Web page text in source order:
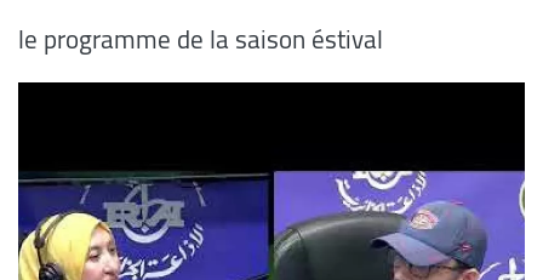
le programme de la saison éstival